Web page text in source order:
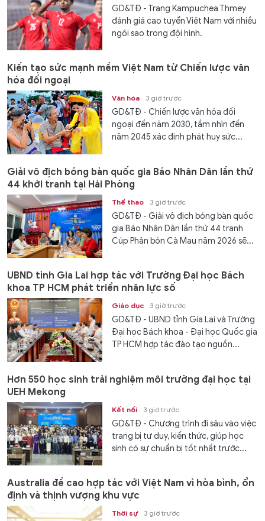
GD&TĐ - Trang Kampuchea Thmey
đánh giá cao tuyển Việt Nam với nhiều
ngôi sao trong đội hình.
Kiến tạo sức mạnh mềm Việt Nam từ Chiến lược văn
hóa đối ngoại
Văn hóa 3 giờ trước
GD&TĐ - Chiến lược văn hóa đối
ngoại đến năm 2030, tầm nhìn đến
năm 2045 xác định phát huy sức...
Giải vô địch bóng bàn quốc gia Báo Nhân Dân lần thứ
44 khởi tranh tại Hải Phòng
Thể thao 3 giờ trước
GD&TĐ - Giải vô địch bóng bàn quốc
gia Báo Nhân Dân lần thứ 44 tranh
Cúp Phân bón Cà Mau năm 2026 sẽ...
UBND tỉnh Gia Lai hợp tác với Trường Đại học Bách
khoa TP HCM phát triển nhân lực số
Giáo dục 3 giờ trước
GD&TĐ - UBND tỉnh Gia Lai và Trường
Đại học Bách khoa - Đại học Quốc gia
TP HCM hợp tác đào tạo nguồn...
Hơn 550 học sinh trải nghiệm môi trường đại học tại
UEH Mekong
Kết nối 3 giờ trước
GD&TĐ - Chương trình đi sâu vào việc
trang bị tư duy, kiến thức, giúp học
sinh có sự chuẩn bị tốt nhất trước...
Australia đề cao hợp tác với Việt Nam vì hòa bình, ổn
định và thịnh vượng khu vực
Thời sự 3 giờ trước